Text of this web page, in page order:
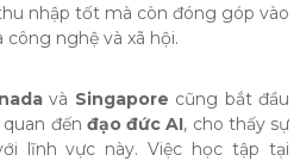
nhập tốt mà còn đóng góp vào
nghệ và xã hội.
và Singapore cũng bắt đầu
đến đạo đức AI, cho thấy sự
lĩnh vực này. Việc học tập tại